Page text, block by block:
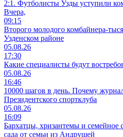
2:1. Футболисты Узды уступили
Вчера,
09:15
Второго молодого комбайнера-
Узденском районе
05.08.26
17:30
Какие специалисты будут
05.08.26
16:46
10000 шагов в день. Почему
Президентского спортклуба
05.08.26
16:09
Бархатцы, хризантемы и семейное
сада от семьи из Андрушей